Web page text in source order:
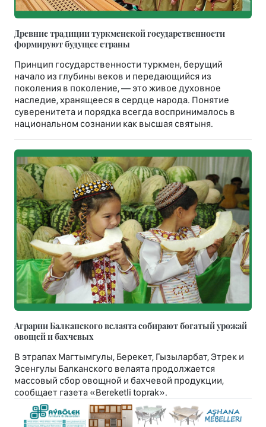
Древние традиции туркменской государственности
формируют будущее страны
Принцип государственности туркмен, берущий
начало из глубины веков и передающийся из
поколения в поколение, — это живое духовное
наследие, хранящееся в сердце народа. Понятие
суверенитета и порядка всегда воспринималось в
национальном сознании как высшая святыня.
Аграрии Балканского велаята собирают богатый урожай
овощей и бахчевых
В этрапах Магтымгулы, Берекет, Гызыларбат, Этрек и
Эсенгулы Балканского велаята продолжается
массовый сбор овощной и бахчевой продукции,
сообщает газета «Bereketli toprak».